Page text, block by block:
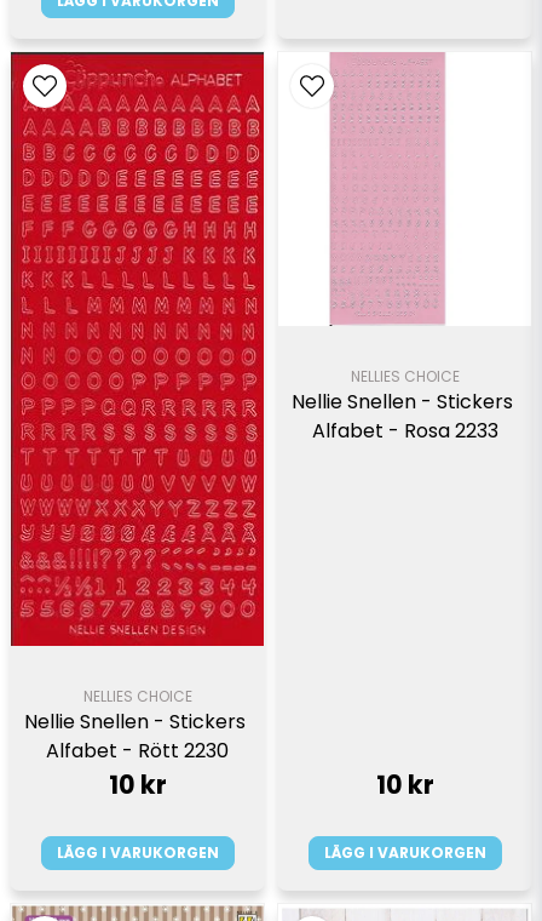
NELLIES CHOICE
Nellie Snellen - Stickers
Alfabet - Rött 2230
10 kr
LÄGG I VARUKORGEN
NELLIES CHOICE
Nellie Snellen - Stickers
Alfabet - Rosa 2233
10 kr
LÄGG I VARUKORGEN